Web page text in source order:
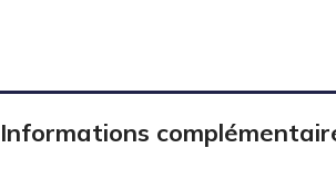
Informations